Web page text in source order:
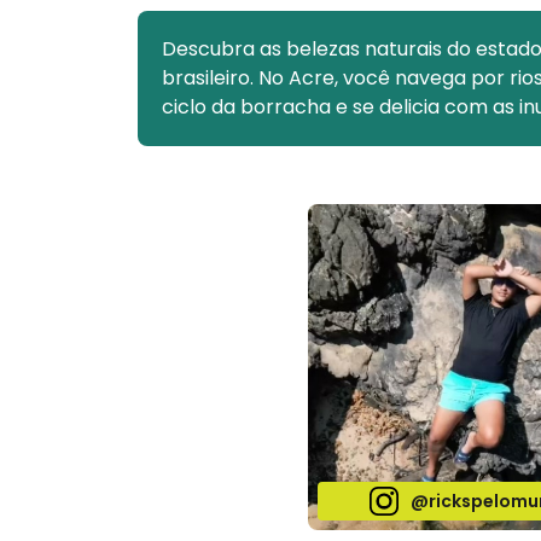
Descubra as belezas naturais do
brasileiro. No Acre, você navega por
ciclo da borracha e se delicia com as